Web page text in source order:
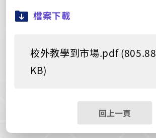
檔案下載
校外教學到市場.pdf (805.88
KB)
回上一頁